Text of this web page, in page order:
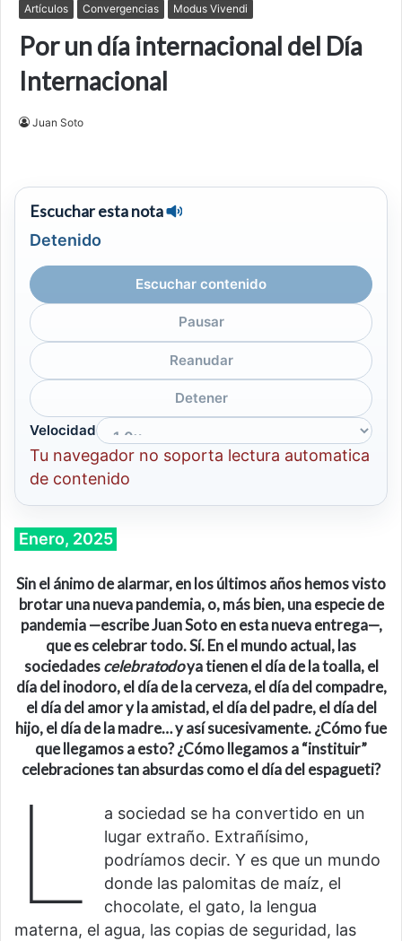
Artículos Convergencias Modus Vivendi
Por un día internacional del Día
Internacional
Juan Soto
Escuchar esta nota
Detenido
Escuchar contenido
Pausar
Reanudar
Detener
Velocidad
Tu navegador no soporta lectura automatica
de contenido
Enero, 2025
Sin el ánimo de alarmar, en los últimos años hemos visto
brotar una nueva pandemia, o, más bien, una especie de
pandemia —escribe Juan Soto en esta nueva entrega—,
que es celebrar todo. Sí. En el mundo actual, las
sociedadescelebratodoya tienen el día de la toalla, el
día del inodoro, el día de la cerveza, el día del compadre,
el día del amor y la amistad, el día del padre, el día del
hijo, el día de la madre… y así sucesivamente. ¿Cómo fue
que llegamos a esto? ¿Cómo llegamos a “instituir”
celebraciones tan absurdas como el día del espagueti?
L
a sociedad se ha convertido en un
lugar extraño. Extrañísimo,
podríamos decir. Y es que un mundo
donde las palomitas de maíz, el
chocolate, el gato, la lengua
materna, el agua, las copias de seguridad, las